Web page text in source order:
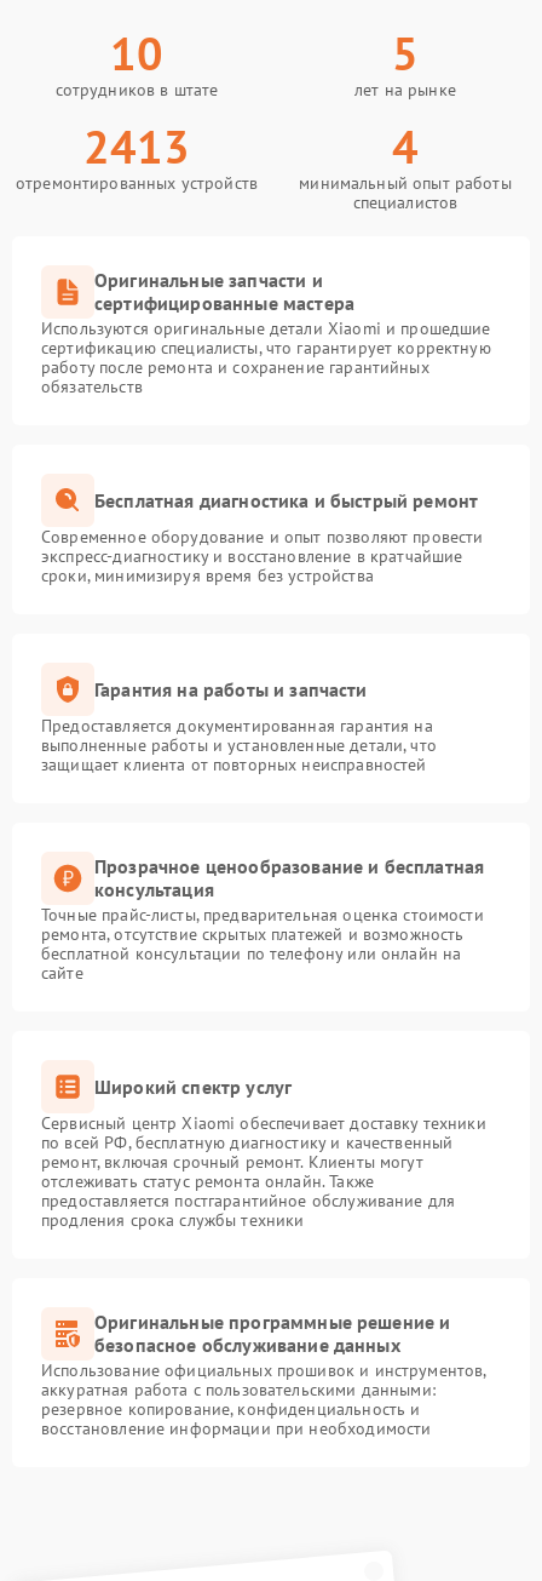
10
сотрудников в штате
5
лет на рынке
2413
отремонтированных устройств
4
минимальный опыт работы
специалистов
Оригинальные запчасти и
сертифицированные мастера
Используются оригинальные детали Xiaomi и прошедшие
сертификацию специалисты, что гарантирует корректную
работу после ремонта и сохранение гарантийных
обязательств
Бесплатная диагностика и быстрый ремонт
Современное оборудование и опыт позволяют провести
экспресс-диагностику и восстановление в кратчайшие
сроки, минимизируя время без устройства
Гарантия на работы и запчасти
Предоставляется документированная гарантия на
выполненные работы и установленные детали, что
защищает клиента от повторных неисправностей
Прозрачное ценообразование и бесплатная
консультация
Точные прайс-листы, предварительная оценка стоимости
ремонта, отсутствие скрытых платежей и возможность
бесплатной консультации по телефону или онлайн на
сайте
Широкий спектр услуг
Сервисный центр Xiaomi обеспечивает доставку техники
по всей РФ, бесплатную диагностику и качественный
ремонт, включая срочный ремонт. Клиенты могут
отслеживать статус ремонта онлайн. Также
предоставляется постгарантийное обслуживание для
продления срока службы техники
Оригинальные программные решение и
безопасное обслуживание данных
Использование официальных прошивок и инструментов,
аккуратная работа с пользовательскими данными:
резервное копирование, конфиденциальность и
восстановление информации при необходимости